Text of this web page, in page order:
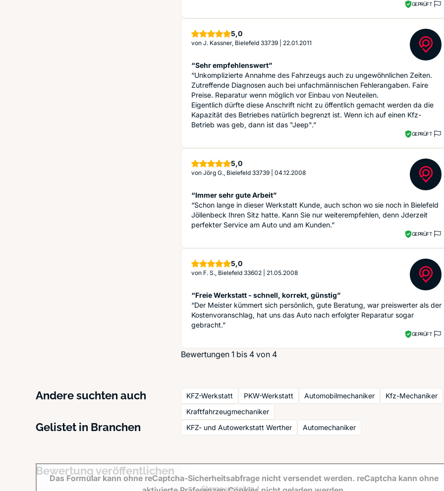
GEPRÜFT
5,0Sterne
von J. Kassner, Bielefeld 33739 22.01.2011
“Sehr empfehlenswert”
“Unkomplizierte Annahme des Fahrzeugs auch zu ungewöhnlichen Zeiten.
Zutreffende Diagnosen auch bei unfachmännischen Fehlerangaben. Faire
Preise. Reparatur wenn möglich vor Einbau von Neuteilen.
Eigentlich dürfte diese Anschrift nicht zu öffentlich gemacht werden da die
Kapazität des Betriebes natürlich begrenzt ist. Wenn ich auf einen Kfz-
Betrieb was geb, dann ist das "Jeep".”
GEPRÜFT
5,0Sterne
von Jörg G., Bielefeld 33739 04.12.2008
“Immer sehr gute Arbeit”
“Schon lange in dieser Werkstatt Kunde, auch schon wo sie noch in Bielefeld
Jöllenbeck Ihren Sitz hatte. Kann Sie nur weiterempfehlen, denn Jderzeit
perfekter Service am Auto und am Kunden.”
GEPRÜFT
5,0Sterne
von F. S., Bielefeld 33602 21.05.2008
“Freie Werkstatt - schnell, korrekt, günstig”
“Der Meister kümmert sich persönlich, gute Beratung, war preiswerter als der
Kostenvoranschlag, hat uns das Auto nach erfolgter Reparatur sogar
gebracht.”
GEPRÜFT
Bewertungen 1 bis 4 von 4
Andere suchten auch KFZ-Werkstatt PKW-Werkstatt Automobilmechaniker
Kfz-Mechaniker
Kraftfahrzeugmechaniker
Gelistet in Branchen KFZ- und Autowerkstatt Werther Automechaniker
Bewertung veröffentlichen
Sterne verteilen *
Das Formular kann ohne reCaptcha-Sicherheitsabfrage nicht versendet werden. reCaptcha kann ohne